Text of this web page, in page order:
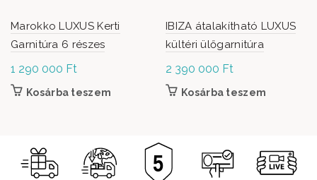
Marokko LUXUS Kerti
Garnitúra 6 részes
1 290 000 Ft
Kosárba teszem
IBIZA átalakítható LUXUS
kültéri ülőgarnitúra
2 390 000 Ft
Kosárba teszem